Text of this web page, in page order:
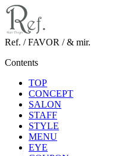
Ref. / FAVOR / & mir.
Contents
TOP
CONCEPT
SALON
STAFF
STYLE
MENU
EYE